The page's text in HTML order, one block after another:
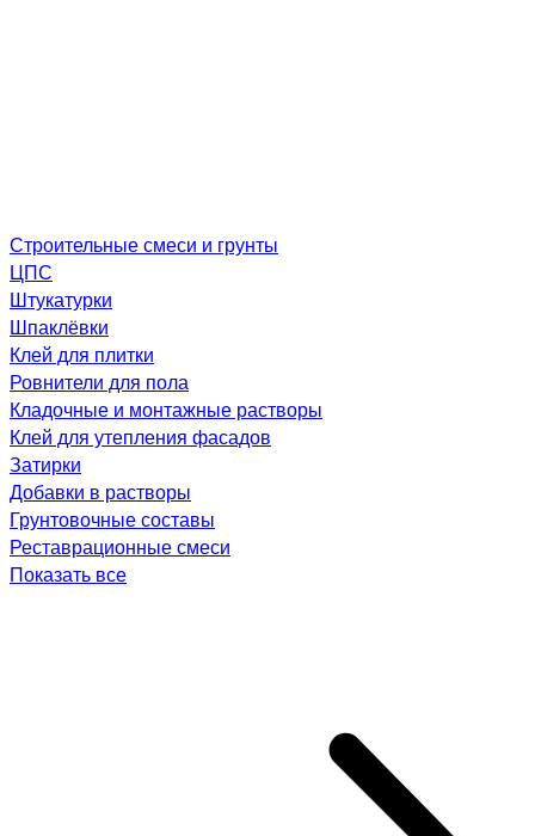
Строительные смеси и грунты
ЦПС
Штукатурки
Шпаклёвки
Клей для плитки
Ровнители для пола
Кладочные и монтажные растворы
Клей для утепления фасадов
Затирки
Добавки в растворы
Грунтовочные составы
Реставрационные смеси
Показать все